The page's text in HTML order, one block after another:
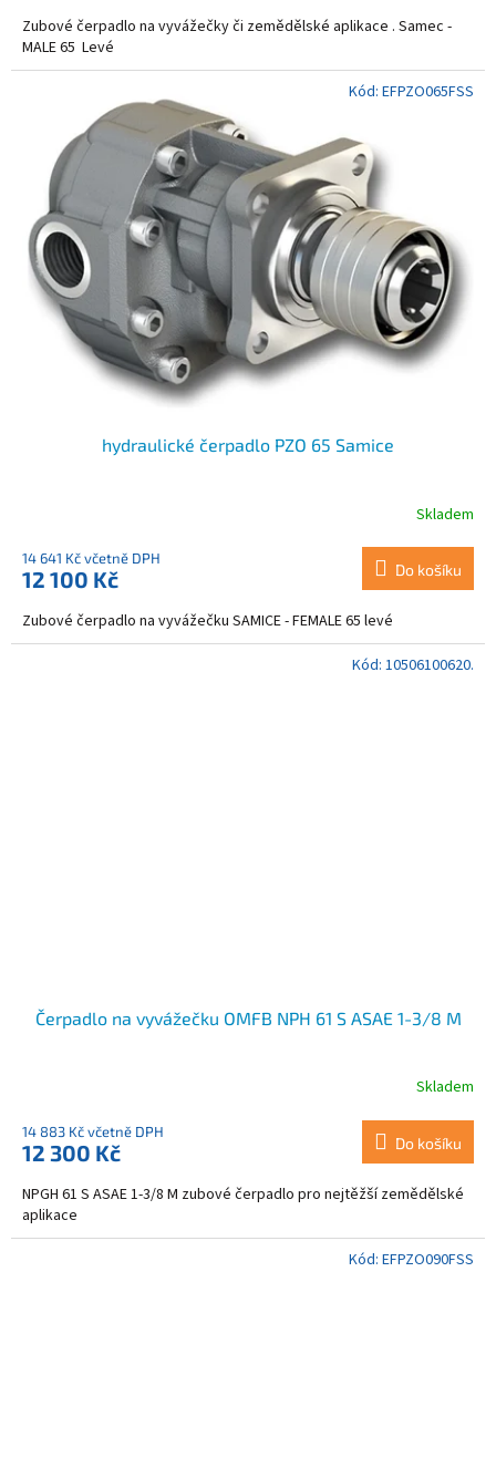
Zubové čerpadlo na vyvážečky či zemědělské aplikace . Samec -
MALE 65 Levé
hydraulické čerpadlo PZO 65 Samice
Skladem
14 641 Kč včetně DPH
12 100 Kč Do košíku
Zubové čerpadlo na vyvážečku SAMICE - FEMALE 65 levé
Kód: EFPZO065FSS
Čerpadlo na vyvážečku OMFB NPH 61 S ASAE 1-3/8 M
Skladem
14 883 Kč včetně DPH
12 300 Kč Do košíku
NPGH 61 S ASAE 1-3/8 M zubové čerpadlo pro nejtěžší zemědělské
aplikace
Kód: 10506100620.
Kód: EFPZO090FSS